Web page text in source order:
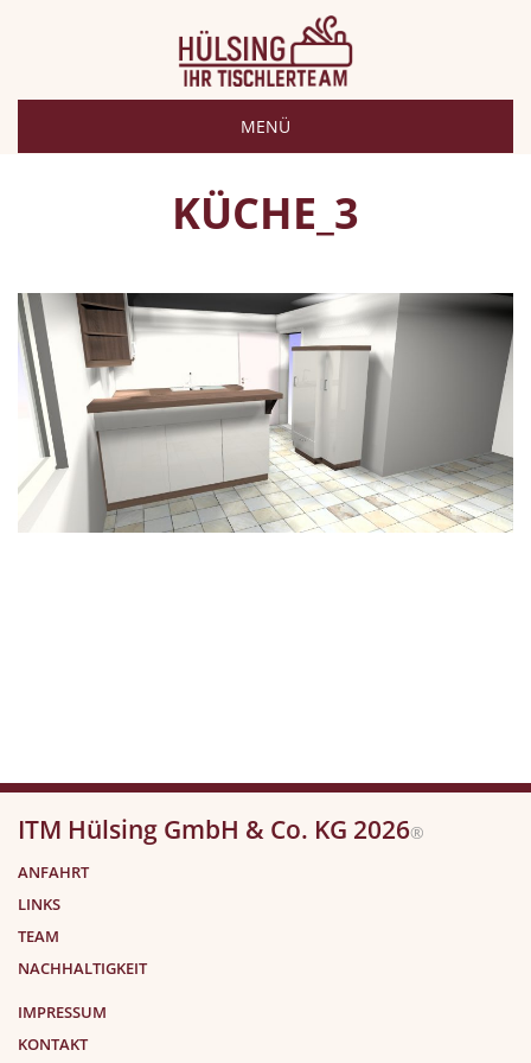
MENÜ
KÜCHE_3
ITM Hülsing GmbH & Co. KG 2026®
ANFAHRT
LINKS
TEAM
NACHHALTIGKEIT
IMPRESSUM
KONTAKT